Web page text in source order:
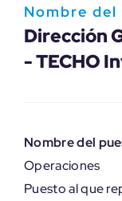
Nombre del
Dirección
- TECHO
Nombre del
Operaciones
Puesto al que